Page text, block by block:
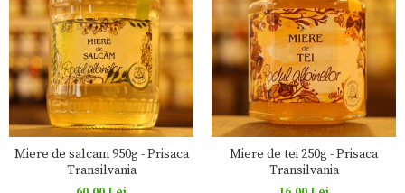
Miere de salcam 950g - Prisaca
Transilvania
Miere de tei 250g - Prisaca
Transilvania